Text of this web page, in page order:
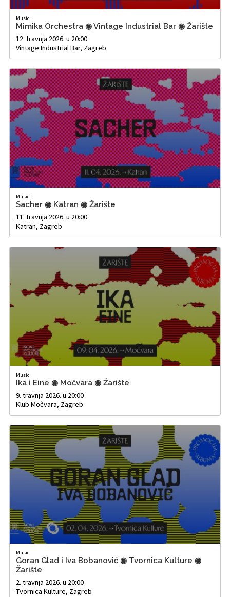
Music
Mimika Orchestra ◉ Vintage Industrial Bar ◉ Žarište
12. travnja 2026. u 20:00
Vintage Industrial Bar, Zagreb
Music
Sacher ◉ Katran ◉ Žarište
11. travnja 2026. u 20:00
Katran, Zagreb
Music
Ika i Eine ◉ Močvara ◉ Žarište
9. travnja 2026. u 20:00
Klub Močvara, Zagreb
Music
Goran Glad i Iva Bobanović ◉ Tvornica Kulture ◉
Žarište
2. travnja 2026. u 20:00
Tvornica Kulture, Zagreb